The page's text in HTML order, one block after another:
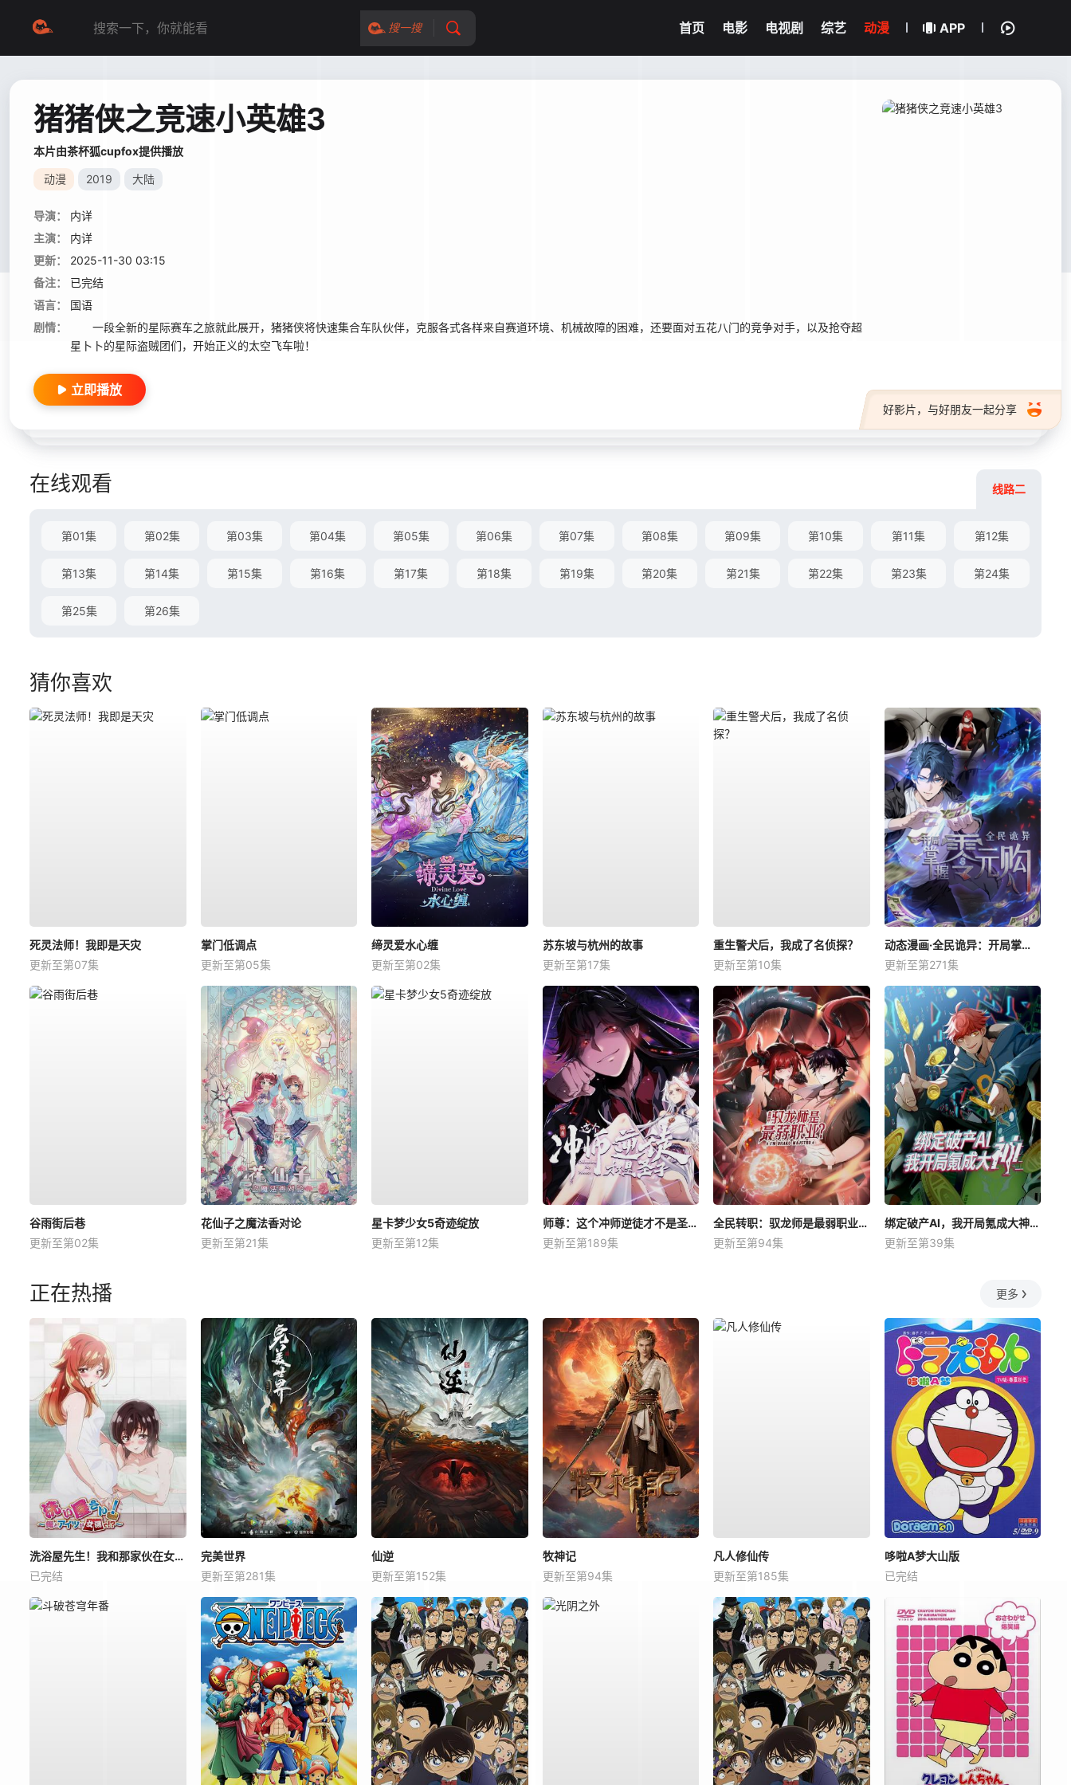
搜一搜 首页 电影 电视剧 综艺 动漫 APP
猪猪侠之竞速小英雄3
本片由茶杯狐cupfox提供播放
动漫 2019 大陆
导演：
内详
主演：
内详
更新：
2025-11-30 03:15
备注：
已完结
语言：
国语
剧情：
一段全新的星际赛车之旅就此展开，猪猪侠将快速集合车队伙伴，克服各式各样来自赛道环境、机械故障的困难，还要面对五花八门的竞争对手，以及抢夺超
星卜卜的星际盗贼团们，开始正义的太空飞车啦！
好影片，与好朋友一起分享
立即播放
在线观看 线路二
第01集 第02集 第03集 第04集 第05集 第06集 第07集 第08集 第09集 第10集 第11集 第12集
第13集 第14集 第15集 第16集 第17集 第18集 第19集 第20集 第21集 第22集 第23集 第24集
第25集 第26集
猜你喜欢
死灵法师！我即是天灾
更新至第07集
掌门低调点
更新至第05集
缔灵爱水心缠
更新至第02集
苏东坡与杭州的故事
更新至第17集
重生警犬后，我成了名侦探？
更新至第10集
动态漫画·全民诡异：开局掌握零元购
更新至第271集
谷雨街后巷
更新至第02集
花仙子之魔法香对论
更新至第21集
星卡梦少女5奇迹绽放
更新至第12集
师尊：这个冲师逆徒才不是圣子动态漫
更新至第189集
全民转职：驭龙师是最弱职业？动态漫
更新至第94集
绑定破产AI，我开局氪成大神动态漫
更新至第39集
正在热播 更多
洗浴屋先生！我和那家伙在女浴池！？
已完结
完美世界
更新至第281集
仙逆
更新至第152集
牧神记
更新至第94集
凡人修仙传
更新至第185集
哆啦A梦大山版
已完结